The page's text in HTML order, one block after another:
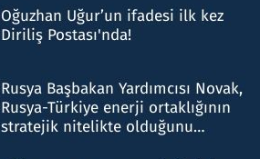
Oğuzhan Uğur’un ifadesi ilk kez
Diriliş Postası'nda!
Rusya Başbakan Yardımcısı Novak,
Rusya-Türkiye enerji ortaklığının
stratejik nitelikte olduğunu